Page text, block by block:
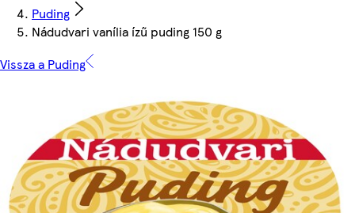
Puding
Nádudvari vanília ízű puding 150 g
Vissza a Puding